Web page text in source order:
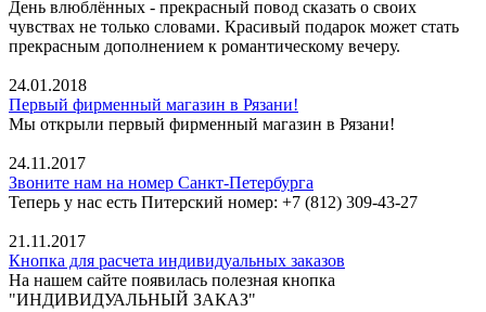
День влюблённых - прекрасный повод сказать о своих
чувствах не только словами. Красивый подарок может стать
прекрасным дополнением к романтическому вечеру.
24.01.2018
Первый фирменный магазин в Рязани!
Мы открыли первый фирменный магазин в Рязани!
24.11.2017
Звоните нам на номер Санкт-Петербурга
Теперь у нас есть Питерский номер: +7 (812) 309-43-27
21.11.2017
Кнопка для расчета индивидуальных заказов
На нашем сайте появилась полезная кнопка
"ИНДИВИДУАЛЬНЫЙ ЗАКАЗ"